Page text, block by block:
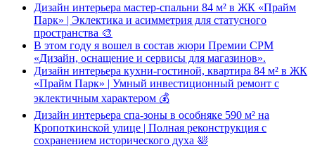
Дизайн интерьера мастер-спальни 84 м² в ЖК «Прайм
Парк» | Эклектика и асимметрия для статусного
пространства 🎨
В этом году я вошел в состав жюри Премии CPM
«Дизайн, оснащение и сервисы для магазинов».
Дизайн интерьера кухни-гостиной, квартира 84 м² в ЖК
«Прайм Парк» | Умный инвестиционный ремонт с
эклектичным характером 💰
Дизайн интерьера спа-зоны в особняке 590 м² на
Кропоткинской улице | Полная реконструкция с
сохранением исторического духа 🛀